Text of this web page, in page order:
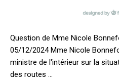
Question de Mme Nicole
05/12/2024 Mme Nicole
ministre de l'intérieur sur la
des routes …